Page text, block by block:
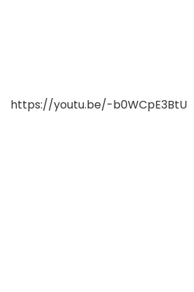
https://youtu.be/-b0WCpE3BtU